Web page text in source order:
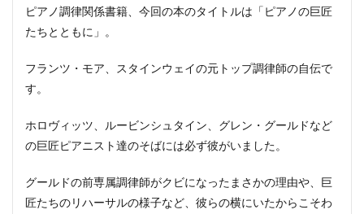
ピアノ調律関係書籍、今回の本のタイトルは「ピアノの巨匠
たちとともに」。
フランツ・モア、スタインウェイの元トップ調律師の自伝で
す。
ホロヴィッツ、ルービンシュタイン、グレン・グールドなど
の巨匠ピアニスト達のそばには必ず彼がいました。
グールドの前専属調律師がクビになったまさかの理由や、巨
匠たちのリハーサルの様子など、彼らの横にいたからこそわ